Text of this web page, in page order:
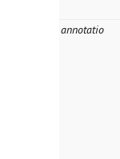
annotatio